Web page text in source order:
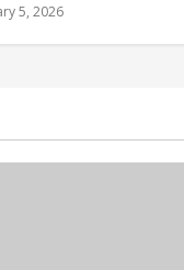
5, 2026